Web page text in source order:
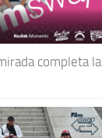
completa la